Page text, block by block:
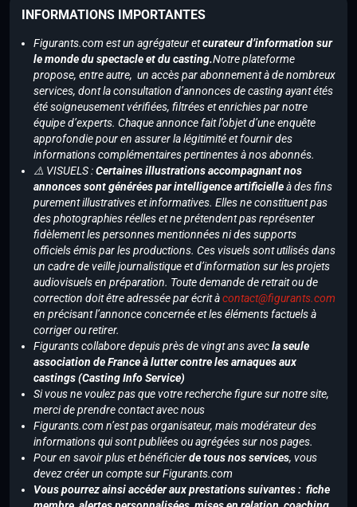
INFORMATIONS IMPORTANTES
Figurants.com est un agrégateur etcurateur d’information sur
le monde du spectacle et du casting.Notre plateforme
propose, entre autre, un accès par abonnement à de nombreux
services, dont la consultation d’annonces de casting ayant étés
été soigneusement vérifiées, filtrées et enrichies par notre
équipe d’experts. Chaque annonce fait l’objet d’une enquête
approfondie pour en assurer la légitimité et fournir des
informations complémentaires pertinentes à nos abonnés.
⚠️ VISUELS :Certaines illustrations accompagnant nos
annonces sont générées par intelligence artificielleà des fins
purement illustratives et informatives. Elles ne constituent pas
des photographies réelles et ne prétendent pas représenter
fidèlement les personnes mentionnées ni des supports
officiels émis par les productions. Ces visuels sont utilisés dans
un cadre de veille journalistique et d’information sur les projets
audiovisuels en préparation. Toute demande de retrait ou de
correction doit être adressée par écrit àcontact@figurants.com
en précisant l’annonce concernée et les éléments factuels à
corriger ou retirer.
Figurants collabore depuis près de vingt ans avecla seule
association de France à lutter contre les arnaques aux
castings (Casting Info Service)
Si vous ne voulez pas que votre recherche figure sur notre site,
merci de prendre contact avec nous
Figurants.com n’est pas organisateur, mais modérateur des
informations qui sont publiées ou agrégées sur nos pages.
Pour en savoir plus et bénéficierde tous nos services, vous
devez créer un compte sur Figurants.com
Vous pourrez ainsi accéder aux prestations suivantes : fiche